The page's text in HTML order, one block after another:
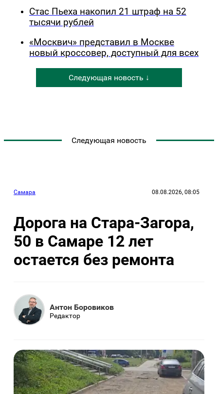
Стас Пьеха накопил 21 штраф на 52
тысячи рублей
«Москвич» представил в Москве
новый кроссовер, доступный для всех
Следующая новость ↓
Следующая новость
Самара 08.08.2026, 08:05
Дорога на Стара-Загора,
50 в Самаре 12 лет
остается без ремонта
Антон Боровиков
Редактор